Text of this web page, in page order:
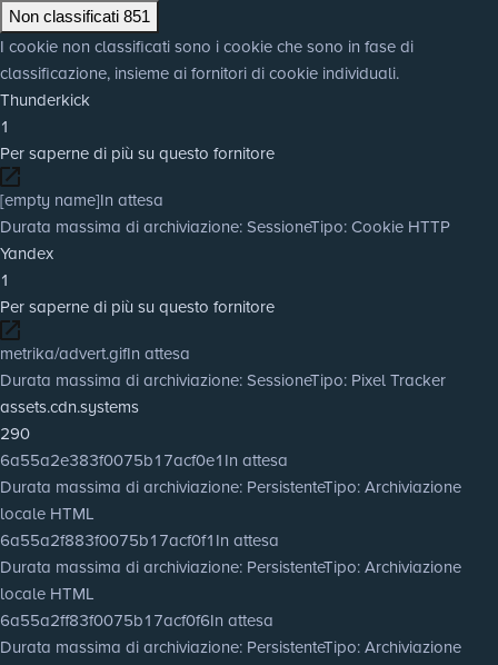
Non classificati 851
I cookie non classificati sono i cookie che sono in fase di
classificazione, insieme ai fornitori di cookie individuali.
Thunderkick
1
Per saperne di più su questo fornitore
[empty name]In attesa
Durata massima di archiviazione: SessioneTipo: Cookie HTTP
Yandex
1
Per saperne di più su questo fornitore
metrika/advert.gifIn attesa
Durata massima di archiviazione: SessioneTipo: Pixel Tracker
assets.cdn.systems
290
6a55a2e383f0075b17acf0e1In attesa
Durata massima di archiviazione: PersistenteTipo: Archiviazione
locale HTML
6a55a2f883f0075b17acf0f1In attesa
Durata massima di archiviazione: PersistenteTipo: Archiviazione
locale HTML
6a55a2ff83f0075b17acf0f6In attesa
Durata massima di archiviazione: PersistenteTipo: Archiviazione